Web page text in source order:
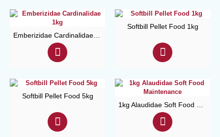
Softbill Pellet Food 1kg
Softbill Pellet Food 5kg